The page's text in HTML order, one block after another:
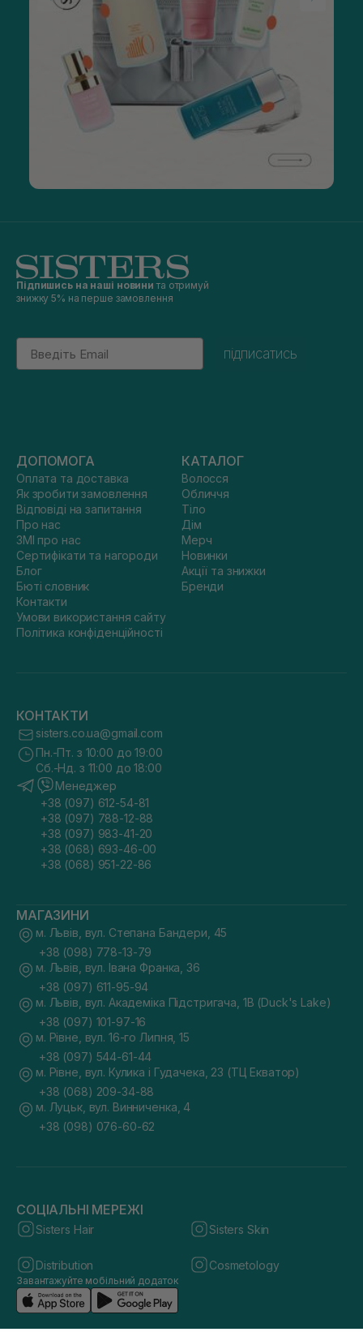
Підпишись на наші новини та отримуй
знижку 5% на перше замовлення
Email
підписатись
ДОПОМОГА
Оплата та доставка
Як зробити замовлення
Відповіді на запитання
Про нас
ЗМІ про нас
Сертифікати та нагороди
Блог
Бюті словник
Контакти
Умови використання сайту
Політика конфіденційності
КАТАЛОГ
Волосся
Обличчя
Тіло
Дім
Мерч
Новинки
Акції та знижки
Бренди
КОНТАКТИ
sisters.co.ua@gmail.com
Пн.-Пт. з 10:00 до 19:00
Сб.-Нд. з 11:00 до 18:00
Менеджер
+38 (097) 612-54-81
+38 (097) 788-12-88
+38 (097) 983-41-20
+38 (068) 693-46-00
+38 (068) 951-22-86
МАГАЗИНИ
м. Львів, вул. Степана Бандери, 45
+38 (098) 778-13-79
м. Львів, вул. Івана Франка, 36
+38 (097) 611-95-94
м. Львів, вул. Академіка Підстригача, 1В (Duck's Lake)
+38 (097) 101-97-16
м. Рівне, вул. 16-го Липня, 15
+38 (097) 544-61-44
м. Рівне, вул. Кулика і Гудачека, 23 (ТЦ Екватор)
+38 (068) 209-34-88
м. Луцьк, вул. Винниченка, 4
+38 (098) 076-60-62
СОЦІАЛЬНІ МЕРЕЖІ
Sisters Hair Sisters Skin
Distribution Cosmetology
Завантажуйте мобільний додаток